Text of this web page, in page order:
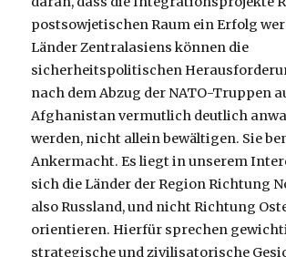
postsowjetischen Raum ein Erfolg
Länder Zentralasiens können die
sicherheitspolitischen
nach dem Abzug der NATO-Truppen
Afghanistan vermutlich deutlich
werden, nicht allein bewältigen. Sie
Ankermacht. Es liegt in unserem
sich die Länder der Region Richtung
also Russland, und nicht Richtung
orientieren. Hierfür sprechen
strategische und zivilisatorische